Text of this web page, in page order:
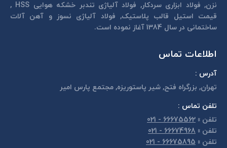
نزن, فولاد ابزاری سردكار, فولاد آلیاژی تندبر خشكه هوايی HSS ,
قیمت استیل قالب پلاستيک, فولاد آلیاژی نسوز و آهن آلات
ساختمانی در سال 1384 آغاز نموده است.
اطلاعات تماس
آدرس :
تهران, بزرگراه فتح, شير پاستوريزه, مجتمع پارس امير
تلفن تماس :
تلفن »
66675562 - 021
تلفن »
66674968 - 021
تلفن »
66675895 - 021